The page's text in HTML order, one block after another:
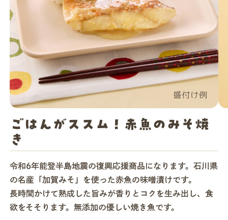
お知らせ
お客様の声
店舗一覧
今すぐお得に始める
ごはんがススム！赤魚のみそ焼
き
令和6年能登半島地震の復興応援商品になります。石川県
の名産「加賀みそ」を使った赤魚の味噌漬けです。
長時間かけて熟成した旨みが香りとコクを生み出し、食
欲をそそります。無添加の優しい焼き魚です。